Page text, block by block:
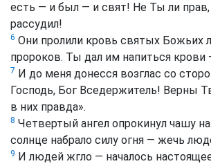
есть — и был — и свят! Не Ты ли прав,
рассудил!
6 Они пролили кровь святых Божьих
пророков. Ты дал им напиться крови
7 И до меня донесся возглас со
Господь, Бог Вседержитель! Верны
в них правда».
8 Четвертый ангел опрокинул чашу
солнце набрало силу огня — жечь
9 И людей жгло — началось